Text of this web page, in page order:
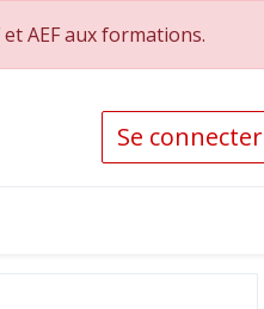
AEF aux formations.
Se connecter